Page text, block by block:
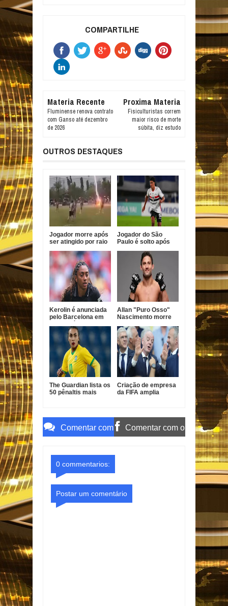
COMPARTILHE
Materia Recente
Fluminense renova contrato
com Ganso até dezembro
de 2026
Proxima Materia
Fisiculturistas correm
maior risco de morte
súbita, diz estudo
OUTROS DESTAQUES
Jogador morre após
ser atingido por raio
futebol na Tailândia
Jogador do São
Paulo é solto após
em Barueri
Kerolin é anunciada
pelo Barcelona em
recorde
Allan "Puro Osso"
Nascimento morre
confirma UFC
The Guardian lista os
50 pênaltis mais
Criação de empresa
da FIFA amplia
Comentar com Comentar com o
0 commentarios:
Postar um comentário